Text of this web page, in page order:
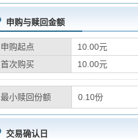
申购与赎回金额
申购起点
10.00元
首次购买
10.00元
最小赎回份额 0.10份
交易确认日